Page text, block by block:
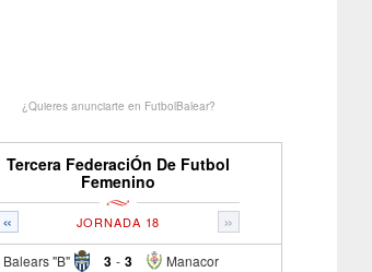
¿Quieres anunciarte en FutbolBalear?
Tercera FederaciÓn De Futbol
Femenino
« »
JORNADA 18
Balears "B" 3 - Manacor
3